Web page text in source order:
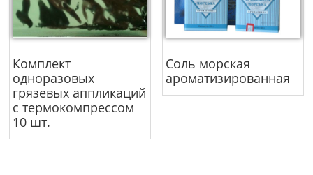
Комплект
одноразовых
грязевых аппликаций
с термокомпрессом
10 шт.
Соль морская
ароматизированная